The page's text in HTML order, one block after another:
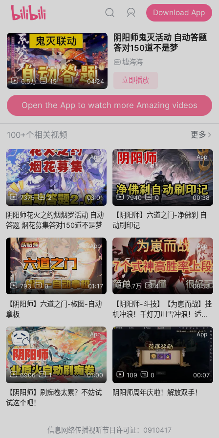
Download App
6.5万 15 04:24
阴阳师鬼灭活动 自动答题
答对150道不是梦
墟海海
立即播放
Open the App to watch more Amazing videos
100+个相关视频 更多
7375 2 03:01
App
阴阳师花火之约烟烟罗活动 自动
答题 烟花募集答对150道不是梦
7940 0 00:38
App
【阴阳师】六道之门-净佛刹 自
动刷印记
793 0 01:17
App
【阴阳师】六道之门-椒图-自动
拿极
2.7万 4 00:53
App
【阴阳师-斗技】【为崽而战】挂
机冲浪！千灯刀川雪冲浪！适合
6906 1 01:00
App
【阴阳师】刷痴卷太累？不妨试
试这个吧！
109 0 00:07
App
阴阳师周年庆啦！解放双手！
信息网络传播视听节目许可证：0910417